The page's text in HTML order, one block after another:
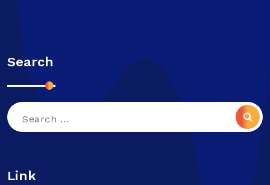
Search
Search
Link